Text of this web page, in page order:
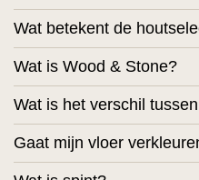
Wat betekent de
Wat is Wood & Stone?
Wat is het verschil
Gaat mijn vloer